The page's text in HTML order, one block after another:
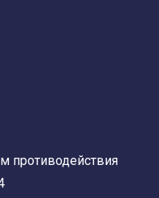
противодействия